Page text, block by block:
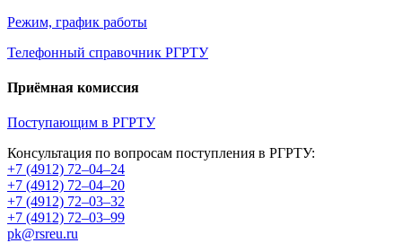
Режим, график работы
Телефонный справочник РГРТУ
Приёмная комиссия
Поступающим в РГРТУ
Консультация по вопросам поступления в РГРТУ:
+7 (4912) 72–04–24
+7 (4912) 72–04–20
+7 (4912) 72–03–32
+7 (4912) 72–03–99
pk@rsreu.ru